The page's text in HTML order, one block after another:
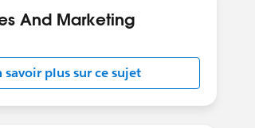
And Marketing
savoir plus sur ce sujet